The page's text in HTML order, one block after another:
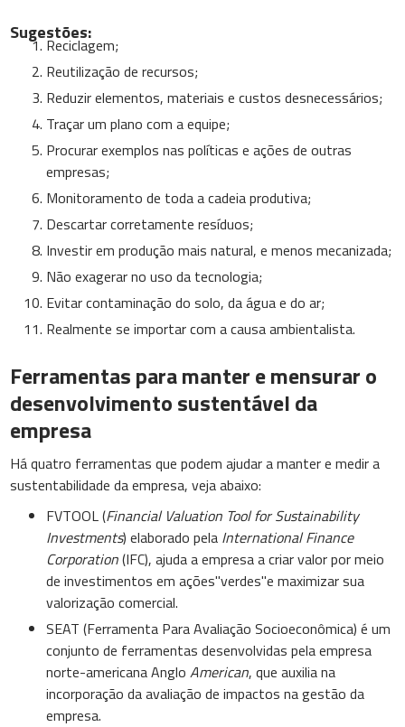
Sugestões:
Reciclagem;
Reutilização de recursos;
Reduzir elementos, materiais e custos desnecessários;
Traçar um plano com a equipe;
Procurar exemplos nas políticas e ações de outras
empresas;
Monitoramento de toda a cadeia produtiva;
Descartar corretamente resíduos;
Investir em produção mais natural, e menos mecanizada;
Não exagerar no uso da tecnologia;
Evitar contaminação do solo, da água e do ar;
Realmente se importar com a causa ambientalista.
Ferramentas para manter e mensurar o
desenvolvimento sustentável da
empresa
Há quatro ferramentas que podem ajudar a manter e medir a
sustentabilidade da empresa, veja abaixo:
FVTOOL (Financial Valuation Tool for Sustainability
Investments) elaborado pela International Finance
Corporation(IFC), ajuda a empresa a criar valor por meio
de investimentos em ações"verdes"e maximizar sua
valorização comercial.
SEAT (Ferramenta Para Avaliação Socioeconômica) é um
conjunto de ferramentas desenvolvidas pela empresa
norte-americana AngloAmerican, que auxilia na
incorporação da avaliação de impactos na gestão da
empresa.